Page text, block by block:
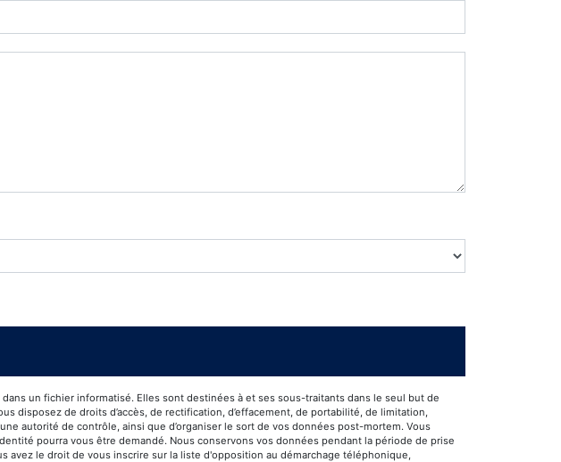
un fichier informatisé. Elles sont destinées à et ses sous-traitants dans le seul but de
disposez de droits d’accès, de rectification, d’effacement, de portabilité, de limitation,
autorité de contrôle, ainsi que d’organiser le sort de vos données post-mortem. Vous
pourra vous être demandé. Nous conservons vos données pendant la période de prise
le droit de vous inscrire sur la liste d'opposition au démarchage téléphonique,